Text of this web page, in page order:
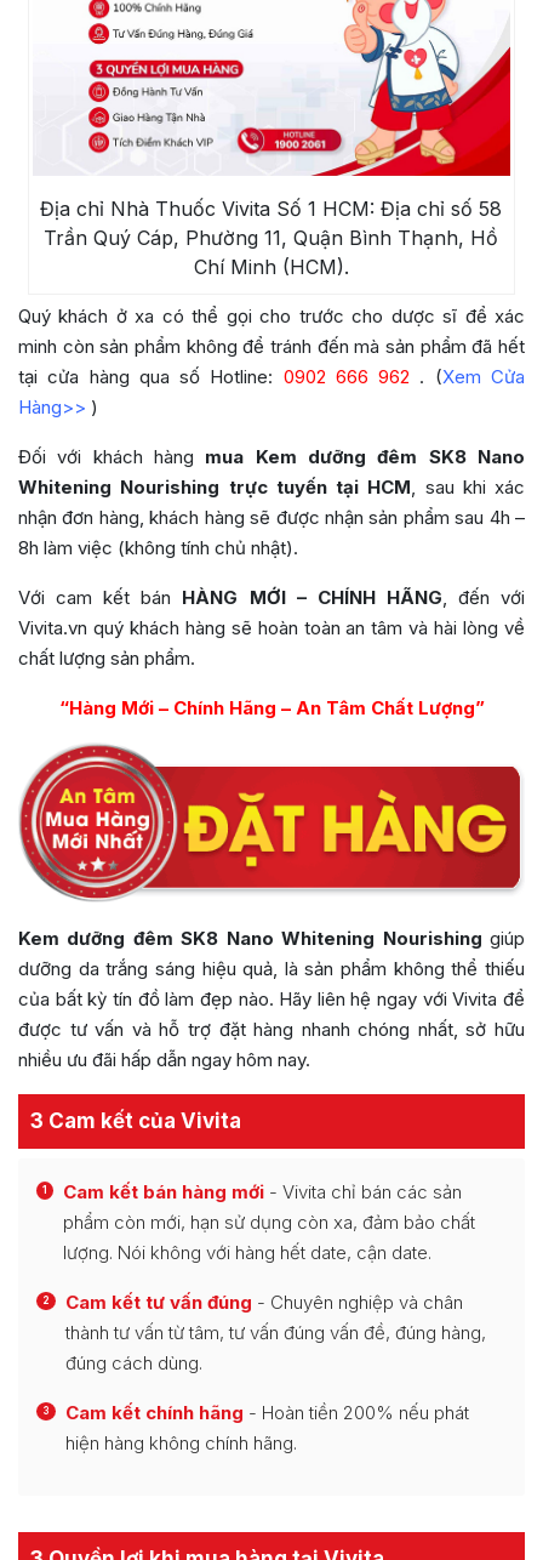
Địa chỉ Nhà Thuốc Vivita Số 1 HCM: Địa chỉ số 58
Trần Quý Cáp, Phường 11, Quận Bình Thạnh, Hồ
Chí Minh (HCM).
Quý khách ở xa có thể gọi cho trước cho dược sĩ để xác
minh còn sản phẩm không để tránh đến mà sản phẩm đã hết
tại cửa hàng qua số Hotline: 0902 666 962 . (Xem Cửa
Hàng>> )
Đối với khách hàng mua Kem dưỡng đêm SK8 Nano
Whitening Nourishing trực tuyến tại HCM , sau khi xác
nhận đơn hàng, khách hàng sẽ được nhận sản phẩm sau 4h –
8h làm việc (không tính chủ nhật).
Với cam kết bán HÀNG MỚI – CHÍNH HÃNG , đến với
Vivita.vn quý khách hàng sẽ hoàn toàn an tâm và hài lòng về
chất lượng sản phẩm.
“Hàng Mới – Chính Hãng – An Tâm Chất Lượng”
Kem dưỡng đêm SK8 Nano Whitening Nourishing giúp
dưỡng da trắng sáng hiệu quả, là sản phẩm không thể thiếu
của bất kỳ tín đồ làm đẹp nào. Hãy liên hệ ngay với Vivita để
được tư vấn và hỗ trợ đặt hàng nhanh chóng nhất, sở hữu
nhiều ưu đãi hấp dẫn ngay hôm nay.
3 Cam kết của Vivita
1 Cam kết bán hàng mới - Vivita chỉ bán các sản
phẩm còn mới, hạn sử dụng còn xa, đảm bảo chất
lượng. Nói không với hàng hết date, cận date.
2 Cam kết tư vấn đúng - Chuyên nghiệp và chân
thành tư vấn từ tâm, tư vấn đúng vấn đề, đúng hàng,
đúng cách dùng.
3 Cam kết chính hãng - Hoàn tiền 200% nếu phát
hiện hàng không chính hãng.